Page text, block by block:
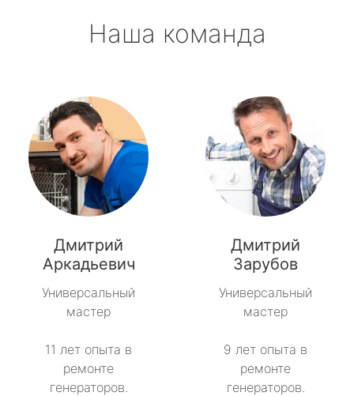
Наша команда
Дмитрий
Аркадьевич
Универсальный
мастер
11 лет опыта в
ремонте
генераторов.
Дмитрий
Зарубов
Универсальный
мастер
9 лет опыта в
ремонте
генераторов.